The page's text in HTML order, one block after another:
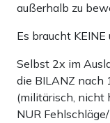
außerhalb zu
Es braucht
Selbst 2x im
die BILANZ nach
(militärisch, nicht
NUR